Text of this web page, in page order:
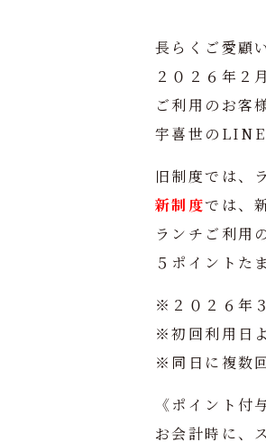
長らくご愛顧
２０２６年２
ご利用のお客
宇喜世のLINE
旧制度では、
新制度では、
ランチご利用
５ポイントた
※２０２６年
※初回利用日
※同日に複数
《ポイント付
お会計時に、